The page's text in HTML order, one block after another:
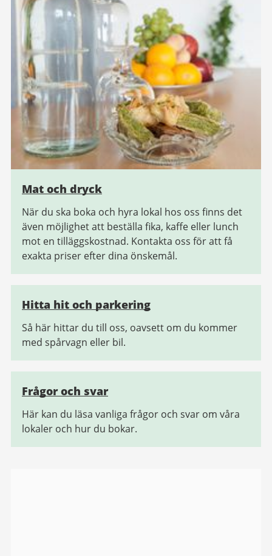
Mat och dryck
När du ska boka och hyra lokal hos oss finns det
även möjlighet att beställa fika, kaffe eller lunch
mot en tilläggskostnad. Kontakta oss för att få
exakta priser efter dina önskemål.
Hitta hit och parkering
Så här hittar du till oss, oavsett om du kommer
med spårvagn eller bil.
Frågor och svar
Här kan du läsa vanliga frågor och svar om våra
lokaler och hur du bokar.